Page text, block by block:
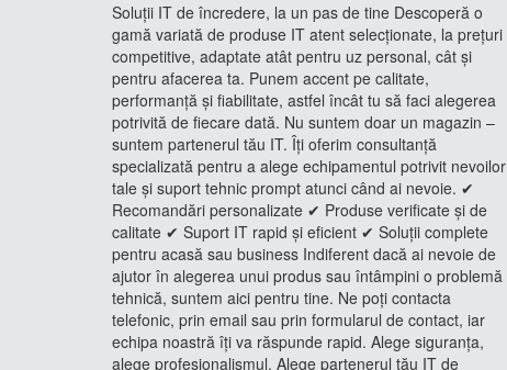
Soluții IT de încredere, la un pas de tine Descoperă o
gamă variată de produse IT atent selecționate, la prețuri
competitive, adaptate atât pentru uz personal, cât și
pentru afacerea ta. Punem accent pe calitate,
performanță și fiabilitate, astfel încât tu să faci alegerea
potrivită de fiecare dată. Nu suntem doar un magazin –
suntem partenerul tău IT. Îți oferim consultanță
specializată pentru a alege echipamentul potrivit nevoilor
tale și suport tehnic prompt atunci când ai nevoie. ✔
Recomandări personalizate ✔ Produse verificate și de
calitate ✔ Suport IT rapid și eficient ✔ Soluții complete
pentru acasă sau business Indiferent dacă ai nevoie de
ajutor în alegerea unui produs sau întâmpini o problemă
tehnică, suntem aici pentru tine. Ne poți contacta
telefonic, prin email sau prin formularul de contact, iar
echipa noastră îți va răspunde rapid. Alege siguranța,
alege profesionalismul. Alege partenerul tău IT de